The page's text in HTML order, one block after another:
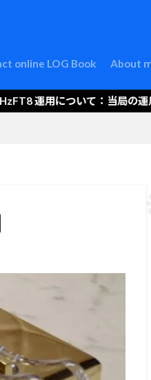
online LOG Book About
About
について：当局の運用してい